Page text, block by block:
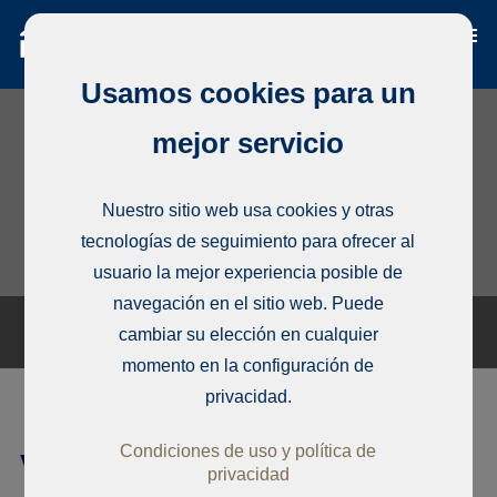
Vivienda unifamiliar, Lekki
Usamos cookies para un
mejor servicio
Nuestro sitio web usa cookies y otras
tecnologías de seguimiento para ofrecer al
usuario la mejor experiencia posible de
navegación en el sitio web. Puede
cambiar su elección en cualquier
momento en la configuración de
privacidad.
Condiciones de uso y política de
privacidad